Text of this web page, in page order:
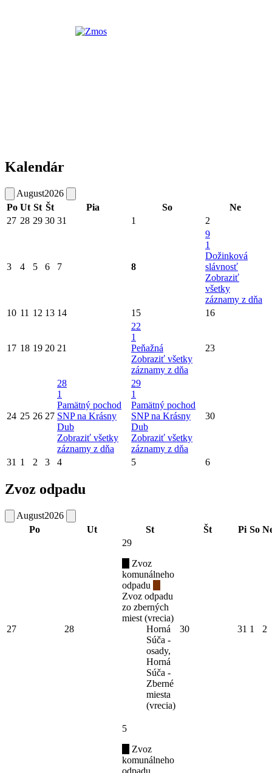
Kalendár
August2026
Po Ut St Št Pia So
Ne
27 28 29 30 31 1 2
3 4 5 6 7 8
9
1
Dožinková
slávnosť
Zobraziť
všetky
záznamy z dňa
10 11 12 13 14 15 16
17 18 19 20 21
22
1
Peňažná
Zobraziť všetky
záznamy z dňa
23
24 25 26 27
28
1
Pamätný pochod
SNP na Krásny
Dub
Zobraziť všetky
záznamy z dňa
29
1
Pamätný pochod
SNP na Krásny
Dub
Zobraziť všetky
záznamy z dňa
30
31 1 2 3 4 5 6
Zvoz odpadu
August2026
Po
Ut St Št Pi So
27 28
29
Zvoz
komunálneho
odpadu
Zvoz odpadu
zo zberných
miest (vrecia)
Horná
Súča -
osady,
Horná
Súča -
Zberné
miesta
(vrecia)
30 31 1 2
5
Zvoz
komunálneho